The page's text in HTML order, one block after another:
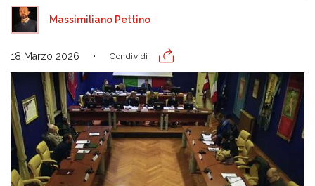
Massimiliano Pettino
18 Marzo 2026 Condividi